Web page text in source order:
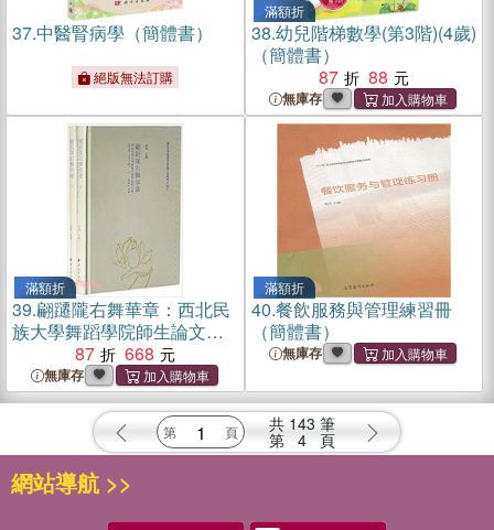
37.中醫腎病學（簡體書）
絕版無法訂購
滿額折
38.幼兒階梯數學(第3階)(4歲)
（簡體書）
87
88
無庫存
滿額折
39.翩躚隴右舞華章：西北民
族大學舞蹈學院師生論文集
2008-2015年(全3冊)（簡體
書）
87 668
無庫存
滿額折
40.餐飲服務與管理練習冊
（簡體書）
無庫存
共 143 筆
第 4 頁
網站導航 >>